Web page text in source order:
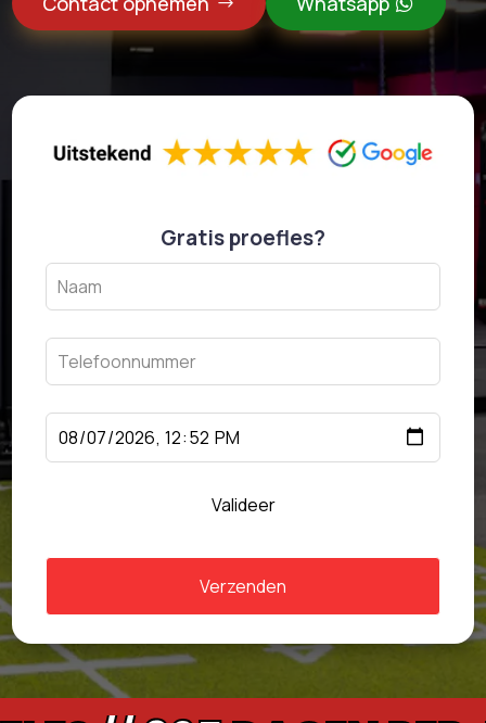
Gratis proefles?
Leave
this
field
blank
Valideer
Verzenden